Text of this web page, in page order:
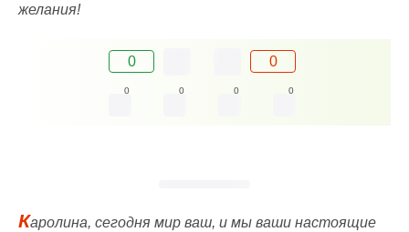
желания!
0 0
0 0 0 0
Каролина, сегодня мир ваш, и мы ваши настоящие